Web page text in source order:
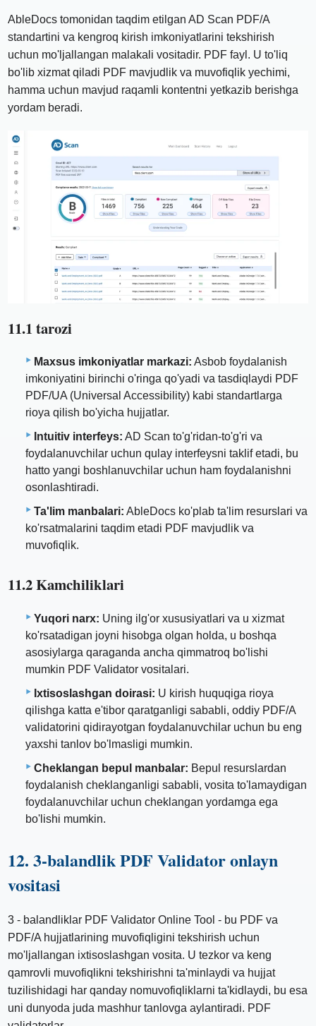
AbleDocs tomonidan taqdim etilgan AD Scan PDF/A
standartini va kengroq kirish imkoniyatlarini tekshirish
uchun mo'ljallangan malakali vositadir. PDF fayl. U to'liq
bo'lib xizmat qiladi PDF mavjudlik va muvofiqlik yechimi,
hamma uchun mavjud raqamli kontentni yetkazib berishga
yordam beradi.
11.1 tarozi
Maxsus imkoniyatlar markazi: Asbob foydalanish
imkoniyatini birinchi o'ringa qo'yadi va tasdiqlaydi PDF
PDF/UA (Universal Accessibility) kabi standartlarga
rioya qilish bo'yicha hujjatlar.
Intuitiv interfeys: AD Scan to'g'ridan-to'g'ri va
foydalanuvchilar uchun qulay interfeysni taklif etadi, bu
hatto yangi boshlanuvchilar uchun ham foydalanishni
osonlashtiradi.
Ta'lim manbalari: AbleDocs ko'plab ta'lim resurslari va
ko'rsatmalarini taqdim etadi PDF mavjudlik va
muvofiqlik.
11.2 Kamchiliklari
Yuqori narx: Uning ilg'or xususiyatlari va u xizmat
ko'rsatadigan joyni hisobga olgan holda, u boshqa
asosiylarga qaraganda ancha qimmatroq bo'lishi
mumkin PDF Validator vositalari.
Ixtisoslashgan doirasi: U kirish huquqiga rioya
qilishga katta e'tibor qaratganligi sababli, oddiy PDF/A
validatorini qidirayotgan foydalanuvchilar uchun bu eng
yaxshi tanlov bo'lmasligi mumkin.
Cheklangan bepul manbalar: Bepul resurslardan
foydalanish cheklanganligi sababli, vosita to'lamaydigan
foydalanuvchilar uchun cheklangan yordamga ega
bo'lishi mumkin.
12. 3-balandlik PDF Validator onlayn
vositasi
3 - balandliklar PDF Validator Online Tool - bu PDF va
PDF/A hujjatlarining muvofiqligini tekshirish uchun
mo'ljallangan ixtisoslashgan vosita. U tezkor va keng
qamrovli muvofiqlikni tekshirishni ta'minlaydi va hujjat
tuzilishidagi har qanday nomuvofiqliklarni ta'kidlaydi, bu esa
uni dunyoda juda mashhur tanlovga aylantiradi. PDF